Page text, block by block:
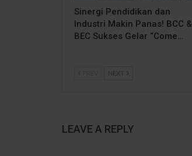
Sinergi Pendidikan dan
Industri Makin Panas! BCC &
BEC Sukses Gelar “Come…
NEXT
LEAVE A REPLY